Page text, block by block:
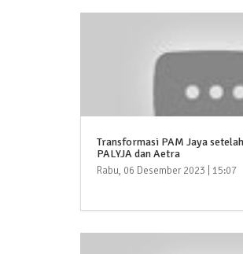
Transformasi PAM Jaya
PALYJA dan Aetra
Rabu, 06 Desember 2023 | 15:07